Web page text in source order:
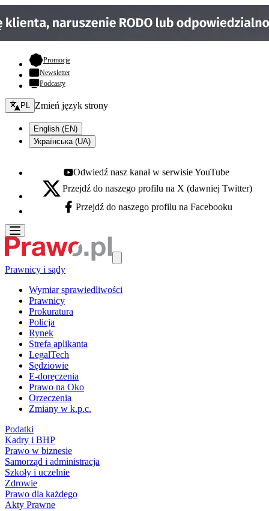
Promocje- otwiera się w nowej karcie
Newsletter
Podcasty
Zmień język - bieżący:
PL Zmień język strony
English (EN)
Українська (UA)
Youtube - otwiera się w nowej karcie
Odwiedź nasz kanał w serwisie YouTube
X - otwiera się w nowej karcie
Przejdź do naszego profilu na X (dawniej Twitter)
Facebook - otwiera się w nowej karcie
Przejdź do naszego profilu na Facebooku
Prawnicy i sądy
Wymiar sprawiedliwości
Prawnicy
Prokuratura
Policja
Rynek
Strefa aplikanta
LegalTech
Sędziowie
E-doręczenia
Prawo na Oko
Orzeczenia
Zmiany w k.p.c.
Podatki
Kadry i BHP
Prawo w biznesie
Samorząd i administracja
Szkoły i uczelnie
Zdrowie
Prawo dla każdego
Akty Prawne